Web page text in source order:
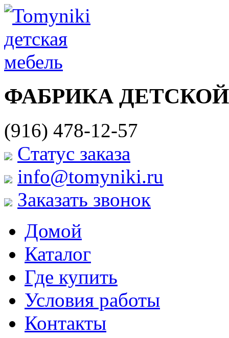
ФАБРИКА
(916) 478-12-57
Cтатус заказа
info@tomyniki.ru
Заказать звонок
Домой
Каталог
Где купить
Условия работы
Контакты